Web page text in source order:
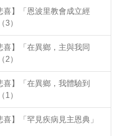
喜】「恩波里教會成立經
3）
】「在異鄉，主與我同
2）
】「在異鄉，我體驗到
1）
】「罕見疾病見主恩典」